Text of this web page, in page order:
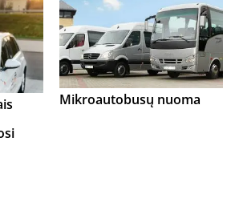
Mikroautobusų nuoma